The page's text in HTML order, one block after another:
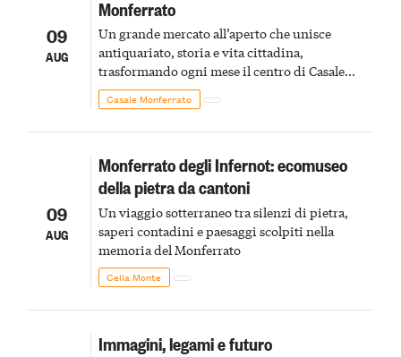
09
AUG
Monferrato
Un grande mercato all’aperto che unisce
antiquariato, storia e vita cittadina,
trasformando ogni mese il centro di Casale
Monferrato in un luogo di scoperta e racconto
Casale Monferrato
09
AUG
Monferrato degli Infernot: ecomuseo
della pietra da cantoni
Un viaggio sotterraneo tra silenzi di pietra,
saperi contadini e paesaggi scolpiti nella
memoria del Monferrato
Cella Monte
Immagini, legami e futuro